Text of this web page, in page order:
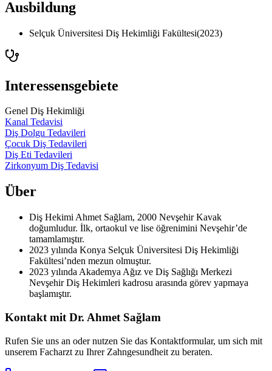
Ausbildung
Selçuk Üniversitesi Diş Hekimliği Fakültesi(2023)
Interessensgebiete
Genel Diş Hekimliği
Kanal Tedavisi
Diş Dolgu Tedavileri
Çocuk Diş Tedavileri
Diş Eti Tedavileri
Zirkonyum Diş Tedavisi
Über
Diş Hekimi Ahmet Sağlam, 2000 Nevşehir Kavak
doğumludur. İlk, ortaokul ve lise öğrenimini Nevşehir’de
tamamlamıştır.
2023 yılında Konya Selçuk Üniversitesi Diş Hekimliği
Fakültesi’nden mezun olmuştur.
2023 yılında Akademya Ağız ve Diş Sağlığı Merkezi
Nevşehir Diş Hekimleri kadrosu arasında görev yapmaya
başlamıştır.
Kontakt mit Dr. Ahmet Sağlam
Rufen Sie uns an oder nutzen Sie das Kontaktformular, um sich mit
unserem Facharzt zu Ihrer Zahngesundheit zu beraten.